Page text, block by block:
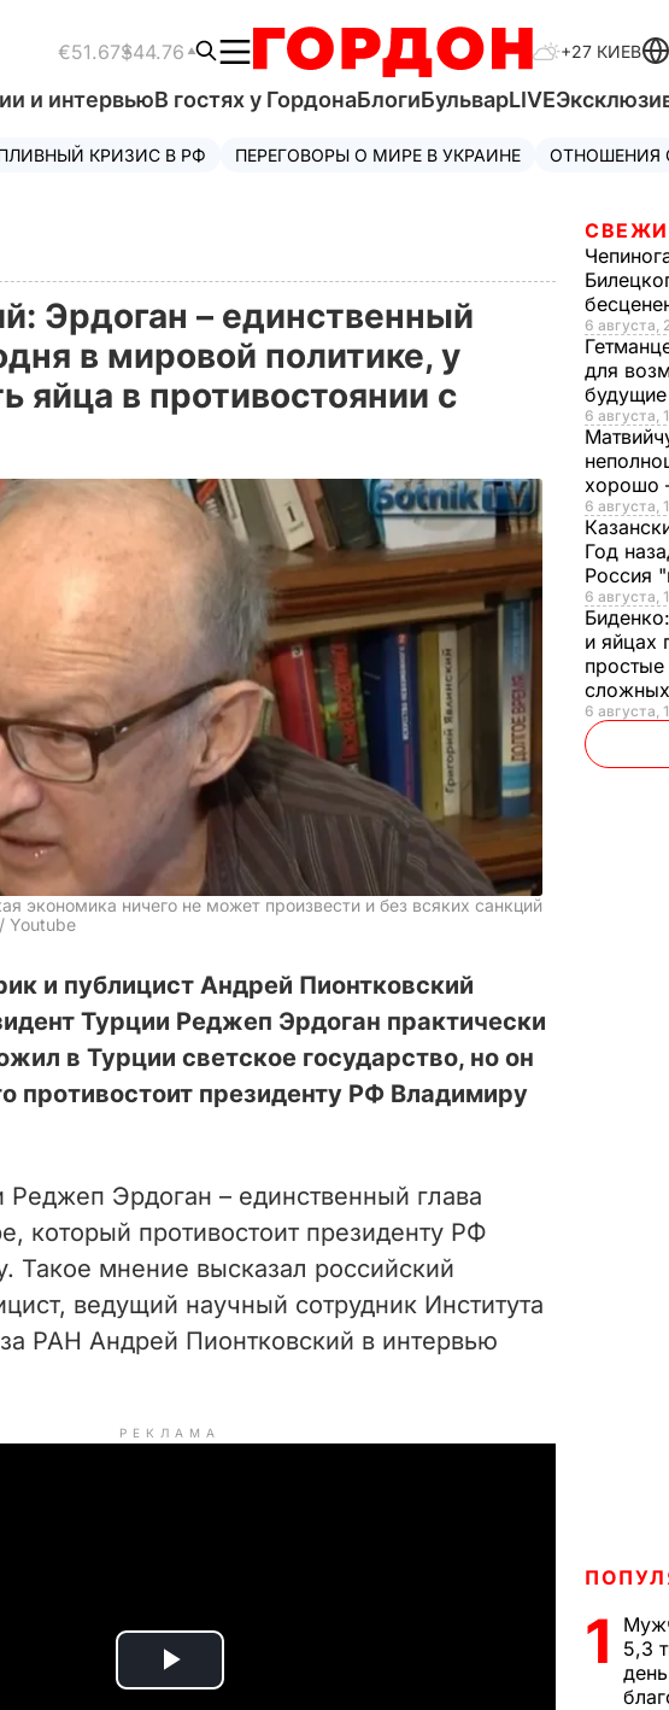
€51.67$44.76 +27 КИЕВ
и интервьюВ гостях у ГордонаБлогиБульварLIVE
КРИЗИС В РФ ПЕРЕГОВОРЫ О МИРЕ В УКРАИНЕ ОТНОШЕНИЯ
Эрдоган – единственный
в мировой политике, у
яйца в противостоянии с
экономика ничего не может произвести и без всяких санкций
Youtube
и публицист Андрей Пионтковский
Турции Реджеп Эрдоган практически
в Турции светское государство, но он
противостоит президенту РФ Владимиру
Реджеп Эрдоган – единственный глава
который противостоит президенту РФ
Такое мнение высказал российский
ведущий научный сотрудник Института
РАН Андрей Пионтковский в интервью
РЕКЛАМА
P
6 августа,
для
6 августа,
хорошо
6 августа,
Год
Россия
6 августа,
Биденко:
и яйцах
сложных
6 августа,
1
5,3